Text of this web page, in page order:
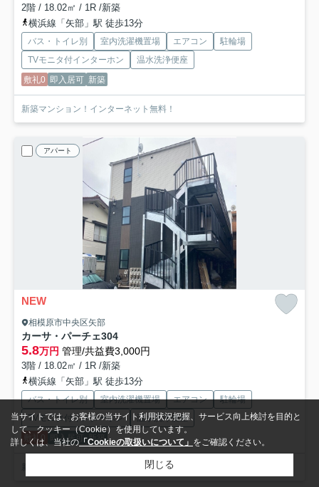
2階 / 18.02㎡ / 1R /新築
横浜線「矢部」駅 徒歩13分
バス・トイレ別 室内洗濯機置場 エアコン
駐輪場
TVモニタ付インターホン
温水洗浄便座
敷礼0 即入居可 新築
新築マンション！インターネット無料！
アパート
NEW
相模原市中央区矢部
カーサ・パーチェ304
5.8万円 管理/共益費3,000円
3階 / 18.02㎡ / 1R /新築
横浜線「矢部」駅 徒歩13分
バス・トイレ別 室内洗濯機置場 エアコン
駐輪場
TVモニタ付インターホン
温水洗浄便座
敷礼0
即入居可 新築
新築マンション！インターネット無料！
当サイトでは、お客様の当サイト利用状況把握、サービス向上検討を目的と
して、クッキー（Cookie）を使用しています。
詳しくは、当社の「Cookieの取扱いについて」 をご確認ください。
閉じる